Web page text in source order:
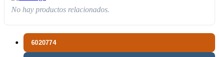
6020774
No hay productos relacionados.